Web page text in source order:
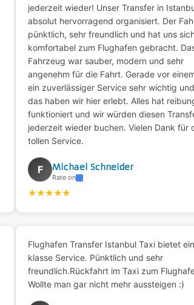
jederzeit wieder! Unser Transfer in
absolut hervorragend organisiert. Der
pünktlich, sehr freundlich und hat uns
komfortabel zum Flughafen gebracht.
Fahrzeug war sauber, modern und sehr
angenehm für die Fahrt. Gerade vor
ein zuverlässiger Service sehr wichtig
das haben wir hier erlebt. Alles hat
funktioniert und wir würden diesen
jederzeit wieder buchen. Vielen Dank für
tollen Service.
F Michael Schneider
Rate on
★★★★★
Flughafen Transfer Istanbul Taxi bietet
klasse Service. Pünktlich und sehr
freundlich.Rückfahrt im Taxi zum
Wollte man gar nicht mehr aussteigen :)